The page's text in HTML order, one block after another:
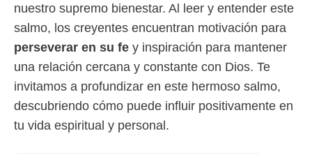
nuestro supremo bienestar. Al leer y entender este
salmo, los creyentes encuentran motivación para
perseverar en su fe y inspiración para mantener
una relación cercana y constante con Dios. Te
invitamos a profundizar en este hermoso salmo,
descubriendo cómo puede influir positivamente en
tu vida espiritual y personal.